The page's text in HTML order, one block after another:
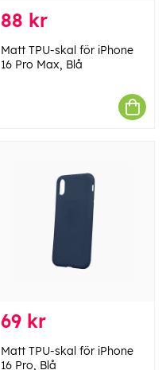
88 kr
Matt TPU-skal för iPhone
16 Pro Max, Blå
69 kr
Matt TPU-skal för iPhone
16 Pro, Blå